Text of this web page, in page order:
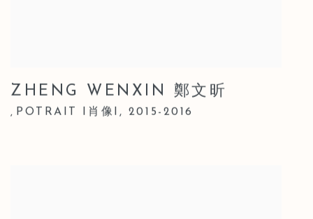
ZHENG WENXIN 鄭文昕
, POTRAIT I肖像I , 2015-2016